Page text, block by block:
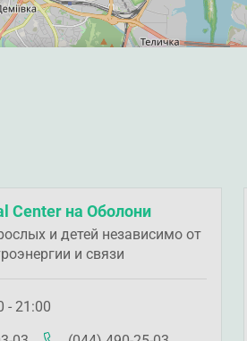
Center на Оболони
и детей независимо от
и связи
- 21:00